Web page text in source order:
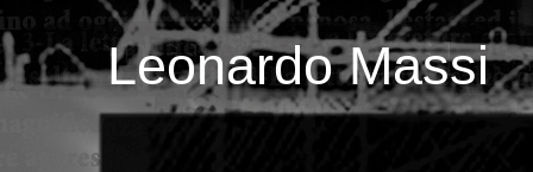
Leonardo Massi